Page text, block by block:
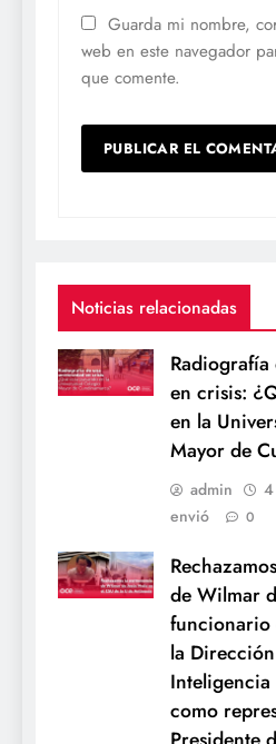
Guarda mi nombre,
web en este navegador
que comente.
Noticias relacionadas
en crisis:
en la
Mayor de
admin
4
envió
0
de Wilmar
funcionario
la
Inteligencia
como